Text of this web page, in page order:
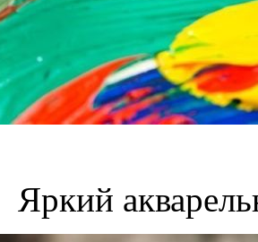
Яркий